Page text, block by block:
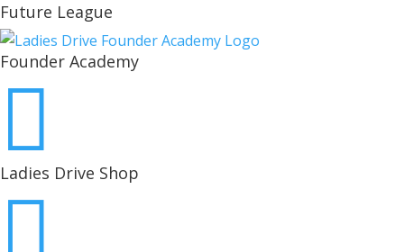
Future League
Founder Academy

Ladies Drive Shop
